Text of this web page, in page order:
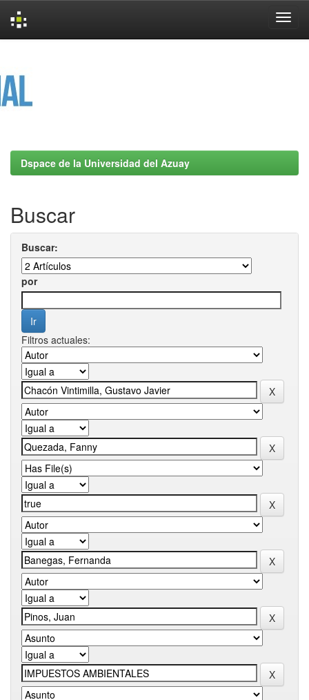
Dspace de la Universidad del Azuay
Buscar
Buscar:
por
Filtros actuales: